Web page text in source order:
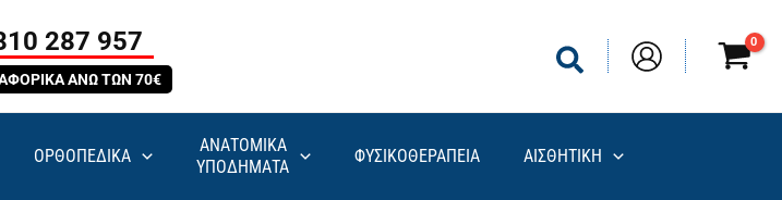
287 957
ΑΝΩ ΤΩΝ 70€
ΟΡΘΟΠΕΔΙΚΑ
ΑΝΑΤΟΜΙΚΑ
ΥΠΟΔΗΜΑΤΑ
ΦΥΣΙΚΟΘΕΡΑΠΕΙΑ ΑΙΣΘΗΤΙΚΗ